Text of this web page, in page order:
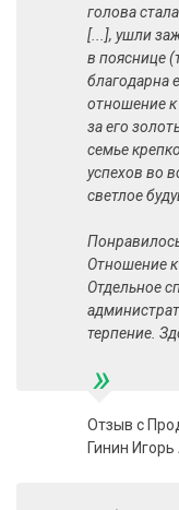
голова
[...], ушли
в пояснице
благодарна
отношение к
за его
семье
успехов во
светлое
Отношение
Отдельное
терпение.
»
Отзыв с
Гинин